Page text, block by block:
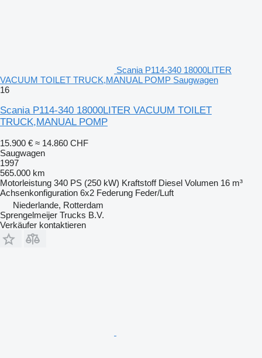
Scania P114-340 18000LITER
VACUUM TOILET TRUCK,MANUAL POMP Saugwagen
16
Scania P114-340 18000LITER VACUUM TOILET
TRUCK,MANUAL POMP
15.900 € ≈ 14.860 CHF
Saugwagen
1997
565.000 km
Motorleistung 340 PS (250 kW) Kraftstoff Diesel Volumen 16 m³
Achsenkonfiguration 6x2 Federung Feder/Luft
Niederlande, Rotterdam
Sprengelmeijer Trucks B.V.
Verkäufer kontaktieren